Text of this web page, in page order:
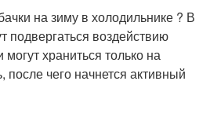
на зиму в холодильнике ? В
подвергаться воздействию
храниться только на
после чего начнется активный